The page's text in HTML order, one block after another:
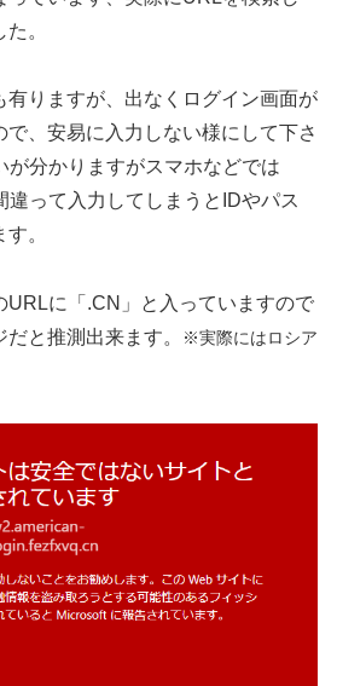
。
有りますが、出なくログイン画面が
で、安易に入力しない様にして下さ
が分かりますがスマホなどでは
違って入力してしまうとIDやパス
。
URLに「.CN」と入っていますので
と推測出来ます。
※実際にはロシア